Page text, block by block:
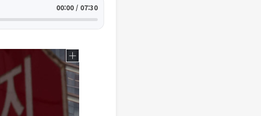
00:00 / 07:30